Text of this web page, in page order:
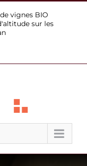
vignes BIO
sur les